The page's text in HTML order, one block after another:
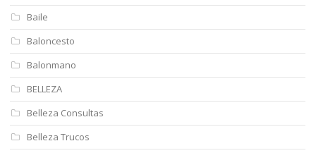
Baile
Baloncesto
Balonmano
BELLEZA
Belleza Consultas
Belleza Trucos